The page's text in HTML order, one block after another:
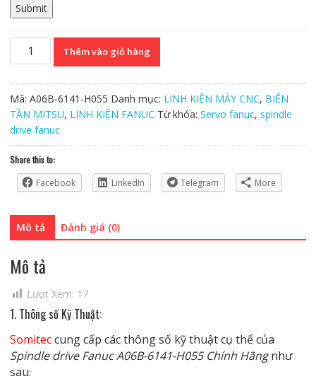
Submit
Spindle
drive
6141-
H055
Chính
Hãng
lượng
Thêm vào giỏ hàng
Mã: A06B-6141-H055 Danh mục: LINH KIỆN MÁY CNC, BIẾN
TẦN MITSU, LINH KIỆN FANUC Từ khóa: Servo fanuc, spindle
drive fanuc
Share this to:
Facebook
LinkedIn Telegram More
Mô tả Đánh giá (0)
Mô tả
Lượt Xem: 17
1. Thông số Kỹ Thuật:
Somiteccung cấp các thông số kỹ thuật cụ thể của
Spindle drive Fanuc A06B-6141-H055 Chính Hãngnhư
sau: